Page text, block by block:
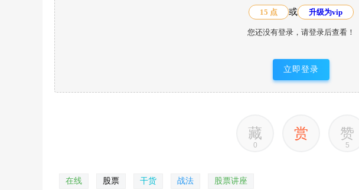
15 点 或 升级为vip
您还没有登录，请登录后查看！
立即登录
藏
0
赏 赞
5
在线 股票 干货 战法 股票讲座